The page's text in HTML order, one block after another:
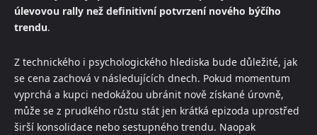
úlevovou rally než definitivní potvrzení nového býčího
trendu.
Z technického i psychologického hlediska bude důležité, jak
se cena zachová v následujících dnech. Pokud momentum
vyprchá a kupci nedokážou ubránit nově získané úrovně,
může se z prudkého růstu stát jen krátká epizoda uprostřed
širší konsolidace nebo sestupného trendu. Naopak